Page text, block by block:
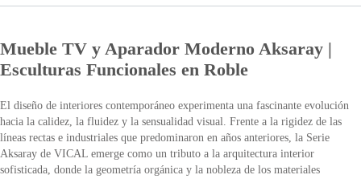
Mueble TV y Aparador Moderno Aksaray |
Esculturas Funcionales en Roble
El diseño de interiores contemporáneo experimenta una fascinante evolución
hacia la calidez, la fluidez y la sensualidad visual. Frente a la rigidez de las
líneas rectas e industriales que predominaron en años anteriores, la Serie
Aksaray de VICAL emerge como un tributo a la arquitectura interior
sofisticada, donde la geometría orgánica y la nobleza de los materiales